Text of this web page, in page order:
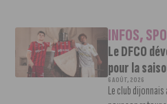
INFOS,
Le DFCO
pour la
6 AOÛT, 2026
Le club